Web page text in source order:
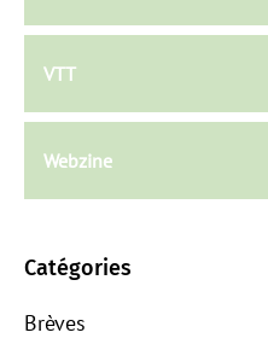
VTT
Webzine
Catégories
Brèves